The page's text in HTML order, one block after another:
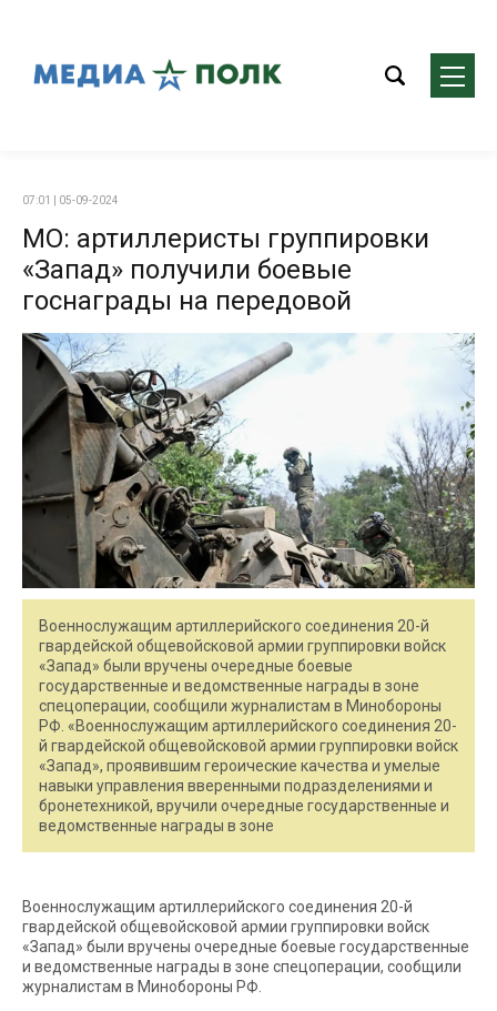
07:01 | 05-09-2024
МО: артиллеристы группировки
«Запад» получили боевые
госнаграды на передовой
Военнослужащим артиллерийского соединения 20-й
гвардейской общевойсковой армии группировки войск
«Запад» были вручены очередные боевые
государственные и ведомственные награды в зоне
спецоперации, сообщили журналистам в Минобороны
РФ. «Военнослужащим артиллерийского соединения 20-
й гвардейской общевойсковой армии группировки войск
«Запад», проявившим героические качества и умелые
навыки управления вверенными подразделениями и
бронетехникой, вручили очередные государственные и
ведомственные награды в зоне
Военнослужащим артиллерийского соединения 20-й
гвардейской общевойсковой армии группировки войск
«Запад» были вручены очередные боевые государственные
и ведомственные награды в зоне спецоперации, сообщили
журналистам в Минобороны РФ.